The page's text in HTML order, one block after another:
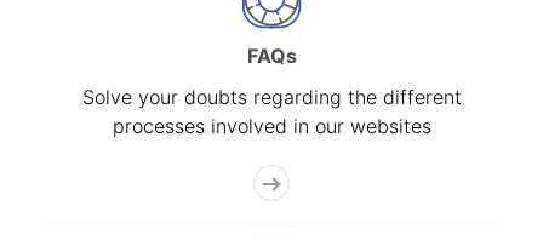
FAQs
Solve your doubts regarding the different
processes involved in our websites